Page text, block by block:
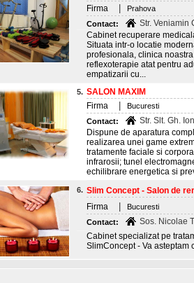
Firma
Prahova
Contact:
Str. Veniamin
Cabinet recuperare
Situata intr-o locatie
profesionala, clinica
reflexoterapie atat pentru
empatizarii cu...
5. SALON MAXIM
Firma
Bucuresti
Contact:
Str. Slt. Gh.
Dispune de aparatura
realizarea unei game
tratamente faciale si
infrarosii; tunel
echilibrare energetica si
6. Slim Concept - Salon de
Firma
Bucuresti
Contact:
Sos. Nicolae
Cabinet specializat pe
SlimConcept - Va asteptam